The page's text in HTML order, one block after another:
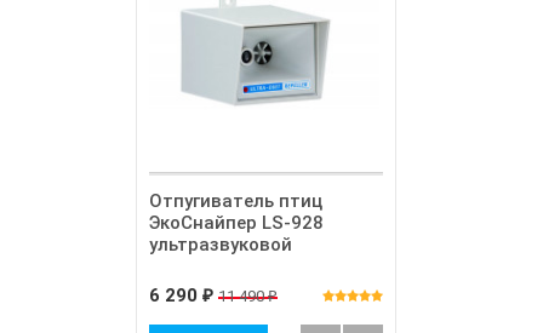
Отпугиватель птиц
ЭкоСнайпер LS-928
ультразвуковой
6 290 ₽ 11 490₽